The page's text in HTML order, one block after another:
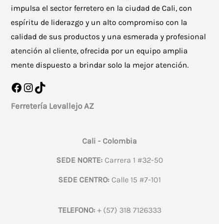
impulsa el sector ferretero en la ciudad de Cali, con
espíritu de liderazgo y un alto compromiso con la
calidad de sus productos y una esmerada y profesional
atención al cliente, ofrecida por un equipo amplia
mente dispuesto a brindar solo la mejor atención.
Facebook
Instagram
TikTok
Ferretería Levallejo AZ
Cali - Colombia
SEDE NORTE:Carrera 1 #32-50
SEDE CENTRO: Calle 15 #7-101
TELEFONO:+ (57) 318 7126333